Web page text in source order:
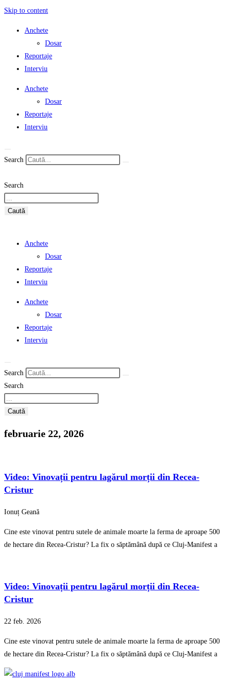
Skip to content
Anchete
Dosar
Reportaje
Interviu
Anchete
Dosar
Reportaje
Interviu
Search
Search
Caută
Anchete
Dosar
Reportaje
Interviu
Anchete
Dosar
Reportaje
Interviu
Search
Search
Caută
februarie 22, 2026
Video: Vinovații pentru lagărul morții din Recea-
Cristur
Ionuț Geană
Cine este vinovat pentru sutele de animale moarte la ferma de aproape 500
de hectare din Recea-Cristur? La fix o săptămână după ce Cluj-Manifest a
Video: Vinovații pentru lagărul morții din Recea-
Cristur
22 feb. 2026
Cine este vinovat pentru sutele de animale moarte la ferma de aproape 500
de hectare din Recea-Cristur? La fix o săptămână după ce Cluj-Manifest a